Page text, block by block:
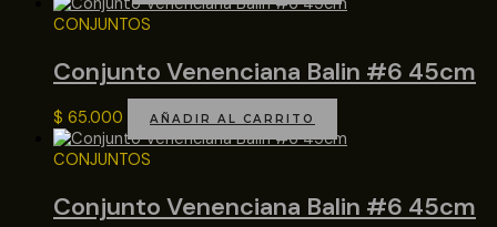
CONJUNTOS
Conjunto Venenciana Balin #6 45cm
$ 65.000 AÑADIR AL CARRITO
CONJUNTOS
Conjunto Venenciana Balin #6 45cm